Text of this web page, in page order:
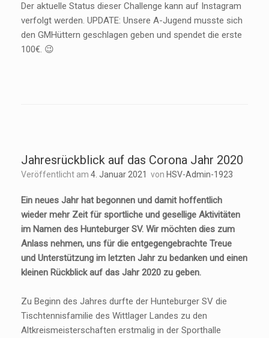
Der aktuelle Status dieser Challenge kann auf Instagram
verfolgt werden. UPDATE: Unsere A-Jugend musste sich
den GMHüttern geschlagen geben und spendet die erste
100€. 😉
Jahresrückblick auf das Corona Jahr 2020
Veröffentlicht am 4. Januar 2021 von HSV-Admin-1923
Ein neues Jahr hat begonnen und damit hoffentlich
wieder mehr Zeit für sportliche und gesellige Aktivitäten
im Namen des Hunteburger SV. Wir möchten dies zum
Anlass nehmen, uns für die entgegengebrachte Treue
und Unterstützung im letzten Jahr zu bedanken und einen
kleinen Rückblick auf das Jahr 2020 zu geben.
Zu Beginn des Jahres durfte der Hunteburger SV die
Tischtennisfamilie des Wittlager Landes zu den
Altkreismeisterschaften erstmalig in der Sporthalle